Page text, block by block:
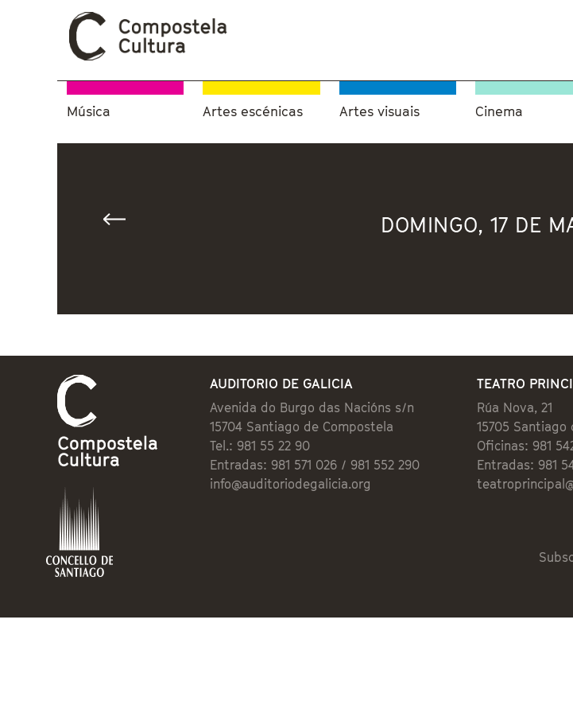
Música Artes escénicas Artes visuais Cinema
DOMINGO, 17 DE
AUDITORIO DE GALICIA
Avenida do Burgo das Nacións s/n
15704 Santiago de Compostela
Tel.: 981 55 22 90
Entradas: 981 571 026 / 981 552 290
info@auditoriodegalicia.org
TEATRO
Rúa Nova, 21
15705 Santiago
Oficinas: 981
Entradas: 981